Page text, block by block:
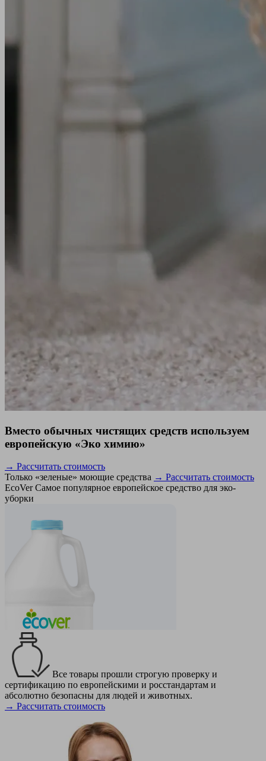
Вместо обычных чистящих средств используем
европейскую «Эко химию»
→ Рассчитать стоимость
Только «зеленые» моющие средства → Рассчитать стоимость
EcoVer Самое популярное европейское средство для эко-
уборки
Все товары прошли строгую проверку и
сертификацию по европейскими и росстандартам и
абсолютно безопасны для людей и животных.
→ Рассчитать стоимость